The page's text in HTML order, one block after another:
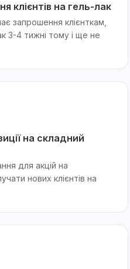
клієнтів на гель-лак
запрошення клієнткам,
3-4 тижні тому і ще не
на складний
для акцій на
нових клієнтів на